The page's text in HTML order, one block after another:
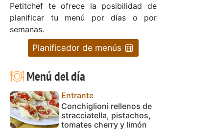
Petitchef te ofrece la posibilidad de
planificar tu menú por días o por
semanas.
Planificador de menús
Menú del día
Entrante
Conchiglioni rellenos de
stracciatella, pistachos,
tomates cherry y limón